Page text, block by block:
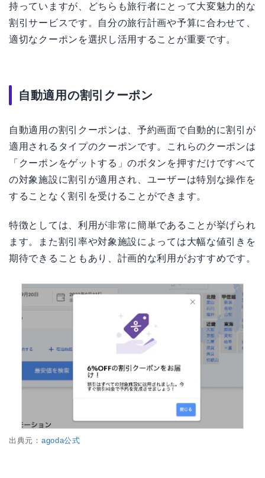
持っていますが、どちらも旅行者にとって大変魅力的な
割引サービスです。自分の旅行計画や予算に合わせて、
適切なクーポンを選択し活用することが重要です。
自動適用の割引クーポン
自動適用の割引クーポンは、予約画面で自動的に割引が
適用されるタイプのクーポンです。これらのクーポンは
「クーポンをゲットする」のボタンを押すだけですべて
の対象施設に割引が適用され、ユーザーは特別な操作を
することなく割引を受けることができます。
特徴としては、利用が非常に簡単であることが挙げられ
ます。また割引率や対象施設によっては大幅な値引きを
期待できることもあり、計画的な利用がおすすめです。
出典元： agoda公式